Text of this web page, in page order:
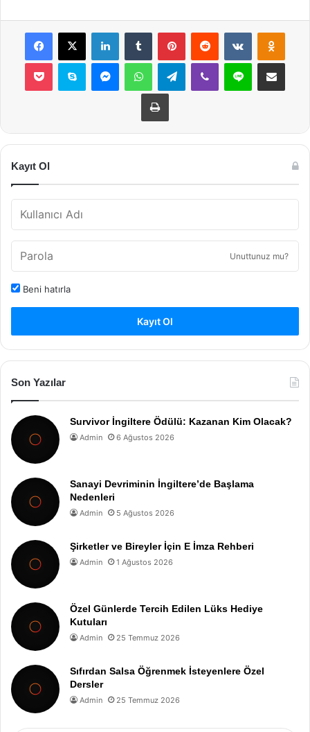
Facebook
X LinkedInTumblr PinterestReddit VKontakte
Pocket Skype MessengerWhatsAppTelegramViber Line E-Posta ile
Yazdır
Kayıt Ol
Unuttunuz mu?
Beni hatırla
Kayıt Ol
Son Yazılar
Survivor İngiltere Ödülü: Kazanan Kim Olacak?
Admin 6 Ağustos 2026
Sanayi Devriminin İngiltere’de Başlama
Nedenleri
Admin 5 Ağustos 2026
Şirketler ve Bireyler İçin E İmza Rehberi
Admin 1 Ağustos 2026
Özel Günlerde Tercih Edilen Lüks Hediye
Kutuları
Admin 25 Temmuz 2026
Sıfırdan Salsa Öğrenmek İsteyenlere Özel
Dersler
Admin 25 Temmuz 2026